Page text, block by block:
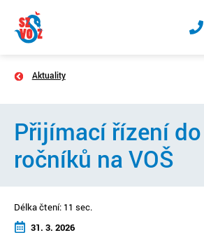
Aktuality
Přijímací řízení
ročníků na VOŠ
Délka čtení: 11 sec.
31. 3. 2026